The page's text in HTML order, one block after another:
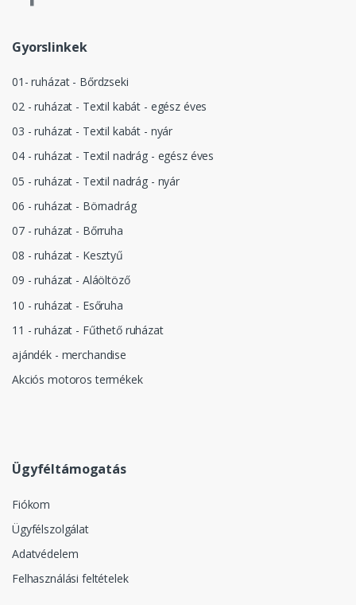
Gyorslinkek
01- ruházat - Bőrdzseki
02 - ruházat - Textil kabát - egész éves
03 - ruházat - Textil kabát - nyár
04 - ruházat - Textil nadrág - egész éves
05 - ruházat - Textil nadrág - nyár
06 - ruházat - Börnadrág
07 - ruházat - Bőrruha
08 - ruházat - Kesztyű
09 - ruházat - Aláöltöző
10 - ruházat - Esőruha
11 - ruházat - Fűthető ruházat
ajándék - merchandise
Akciós motoros termékek
Ügyféltámogatás
Fiókom
Ügyfélszolgálat
Adatvédelem
Felhasználási feltételek